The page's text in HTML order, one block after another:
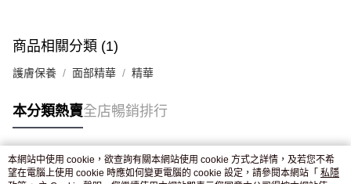
付款後門市自取，訂單確認後2-4個工作天到店，7天內取。逾期後
商品相關分類 (1)
護膚保養 面部精華 精華
本分類熱賣全店暢銷排行
熱門標籤
本網站中使用 cookie，欲查詢有關本網站使用 cookie 方式之詳情，及若您不希
望在電腦上使用 cookie 時應如何變更電腦的 cookie 設定，請參閱本網站「 私隱